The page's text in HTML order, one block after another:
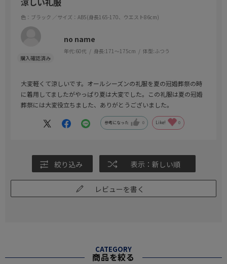
色：ブラック ／サイズ：AB5(身長165-170、ウエスト86cm)
no name
年代:60代 身長:171～175cm 体型:ふつう
大変軽くて涼しいです。オールシーズンの礼服を夏の冠婚葬祭の時
に着用してましたがやっぱり夏は大変でした。この礼服は夏の冠婚
葬祭には大変役立ちました、ありがとうございました。
参考になった 0 Like! 0
絞り込み 表示：新しい順
レビューを書く
CATEGORY
商品を絞る